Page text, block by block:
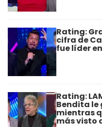
Rating:
cifra de
fue líder
Rating:
Bendita le
mientras
más visto